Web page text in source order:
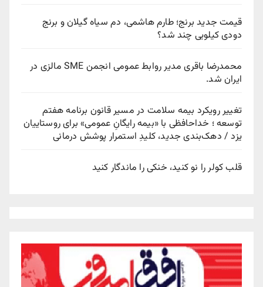
قیمت جدید برنج؛ طارم هاشمی، دم سیاه گیلان و برنج
دودی کیلویی چند شد؟
محمدرضا باقری مدیر روابط عمومی انجمن SME مالزی در
ایران شد.
تغییر رویکرد بیمه سلامت در مسیر قانون برنامه هفتم
توسعه ؛ خداحافظی با «بیمه رایگانِ عمومی» برای روستاییان
یزد / دهک‌بندی جدید، کلیدِ استمرار پوشش درمانی
قلب کولر را نو کنید، خنکی را ماندگار کنید